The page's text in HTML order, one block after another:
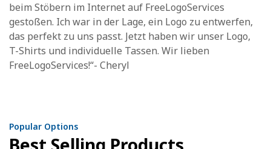
beim Stöbern im Internet auf FreeLogoServices
gestoßen. Ich war in der Lage, ein Logo zu entwerfen,
das perfekt zu uns passt. Jetzt haben wir unser Logo,
T-Shirts und individuelle Tassen. Wir lieben
FreeLogoServices!“- Cheryl
Popular Options